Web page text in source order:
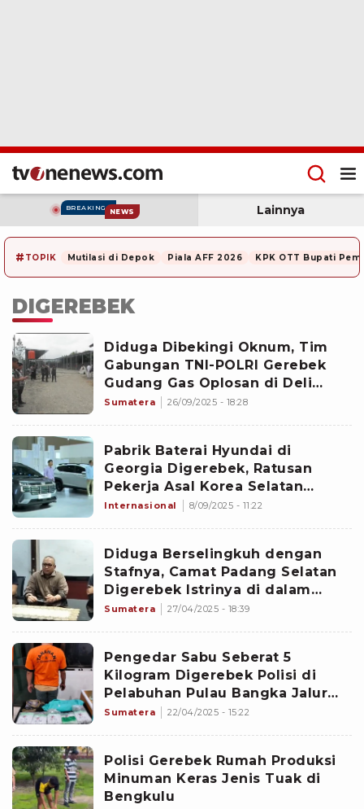
BREAKING NEWS Lainnya
# TOPIK Mutilasi di Depok Piala AFF 2026 KPK OTT Bupati
DIGEREBEK
Diduga Dibekingi Oknum, Tim
Gabungan TNI-POLRI Gerebek
Gudang Gas Oplosan di Deli
Serdang
Sumatera 26/09/2025 - 18:28
Pabrik Baterai Hyundai di
Georgia Digerebek, Ratusan
Pekerja Asal Korea Selatan
Ditahan
Internasional 8/09/2025 - 11:22
Diduga Berselingkuh dengan
Stafnya, Camat Padang Selatan
Digerebek Istrinya di dalam
Rumahnya Sendiri
Sumatera 27/04/2025 - 18:39
Pengedar Sabu Seberat 5
Kilogram Digerebek Polisi di
Pelabuhan Pulau Bangka Jalur
InternasionalÂ
Sumatera 22/04/2025 - 15:22
Polisi Gerebek Rumah Produksi
Minuman Keras Jenis Tuak di
Bengkulu